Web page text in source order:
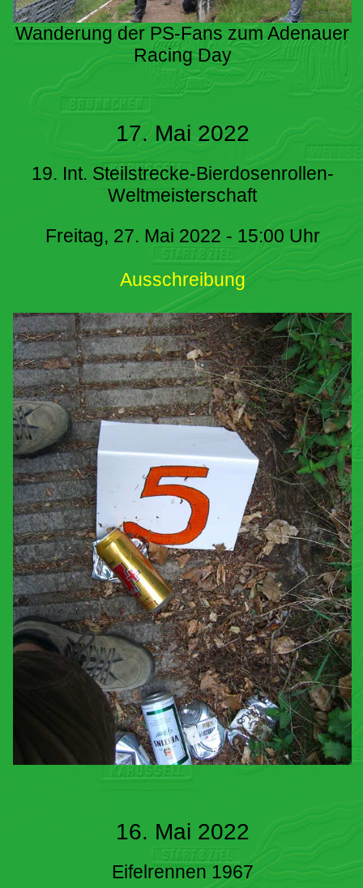
Wanderung der PS-Fans zum Adenauer
Racing Day
17. Mai 2022
19. Int. Steilstrecke-Bierdosenrollen-
Weltmeisterschaft
Freitag, 27. Mai 2022 - 15:00 Uhr
Ausschreibung
16. Mai 2022
Eifelrennen 1967